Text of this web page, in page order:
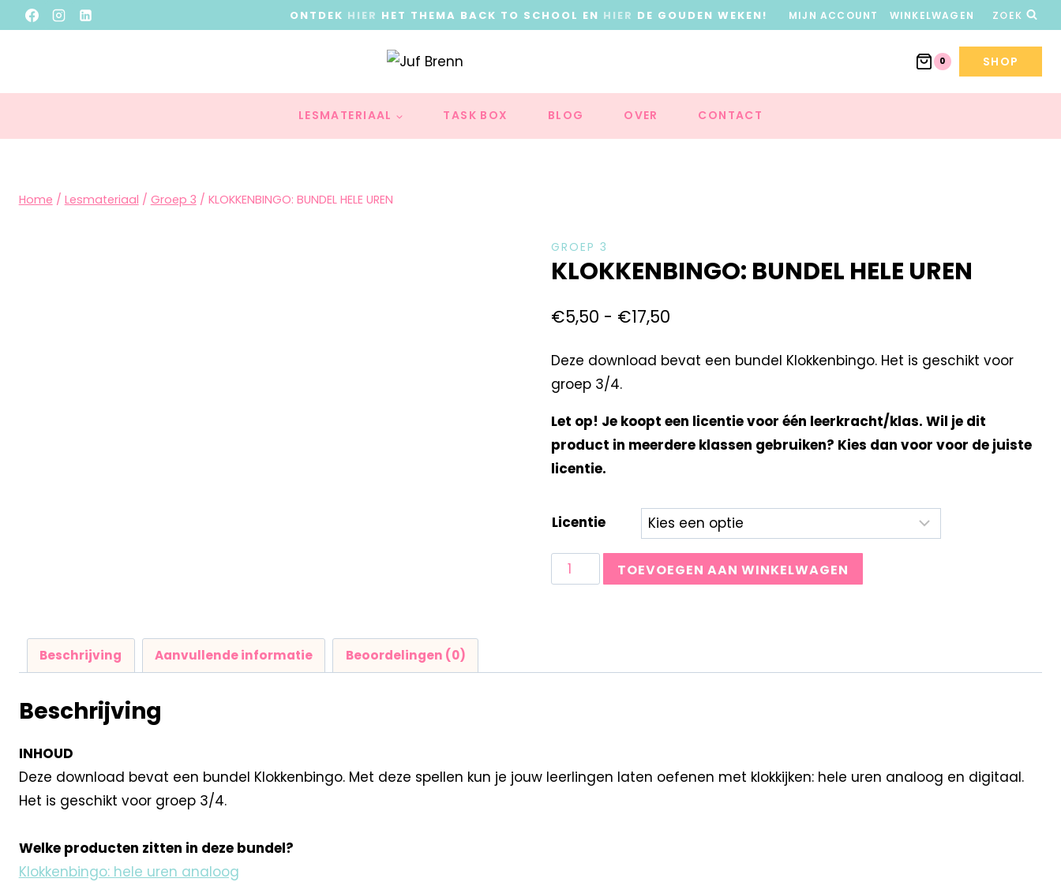
ONTDEK HIER HET THEMA BACK TO SCHOOL EN HIER DE GOUDEN WEKEN! MIJN ACCOUNT WINKELWAGEN ZOEK
0 SHOP
LESMATERIAAL TASK BOX BLOG OVER CONTACT
Home / Lesmateriaal / Groep 3 / KLOKKENBINGO: BUNDEL HELE UREN
GROEP 3
KLOKKENBINGO: BUNDEL HELE UREN
€5,50 - €17,50
Deze download bevat een bundel Klokkenbingo. Het is geschikt voor
groep 3/4.
Let op! Je koopt een licentie voor één leerkracht/klas. Wil je dit
product in meerdere klassen gebruiken? Kies dan voor voor de juiste
licentie.
Licentie
TOEVOEGEN AAN WINKELWAGEN
Beschrijving Aanvullende informatie Beoordelingen (0)
Beschrijving
INHOUD
Deze download bevat een bundel Klokkenbingo. Met deze spellen kun je jouw leerlingen laten oefenen met klokkijken: hele uren analoog en digitaal.
Het is geschikt voor groep 3/4.
Welke producten zitten in deze bundel?
Klokkenbingo: hele uren analoog